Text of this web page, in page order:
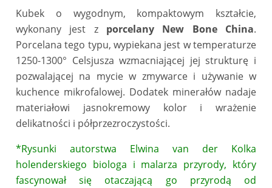
Kubek o wygodnym, kompaktowym kształcie,
wykonany jest z porcelany New Bone China.
Porcelana tego typu, wypiekana jest w temperaturze
1250-1300° Celsjusza wzmacniającej jej strukturę i
pozwalającej na mycie w zmywarce i używanie w
kuchence mikrofalowej. Dodatek minerałów nadaje
materiałowi jasnokremowy kolor i wrażenie
delikatności i półprzezroczystości.
*Rysunki autorstwa Elwina van der Kolka
holenderskiego biologa i malarza przyrody, który
fascynował się otaczającą go przyrodą od